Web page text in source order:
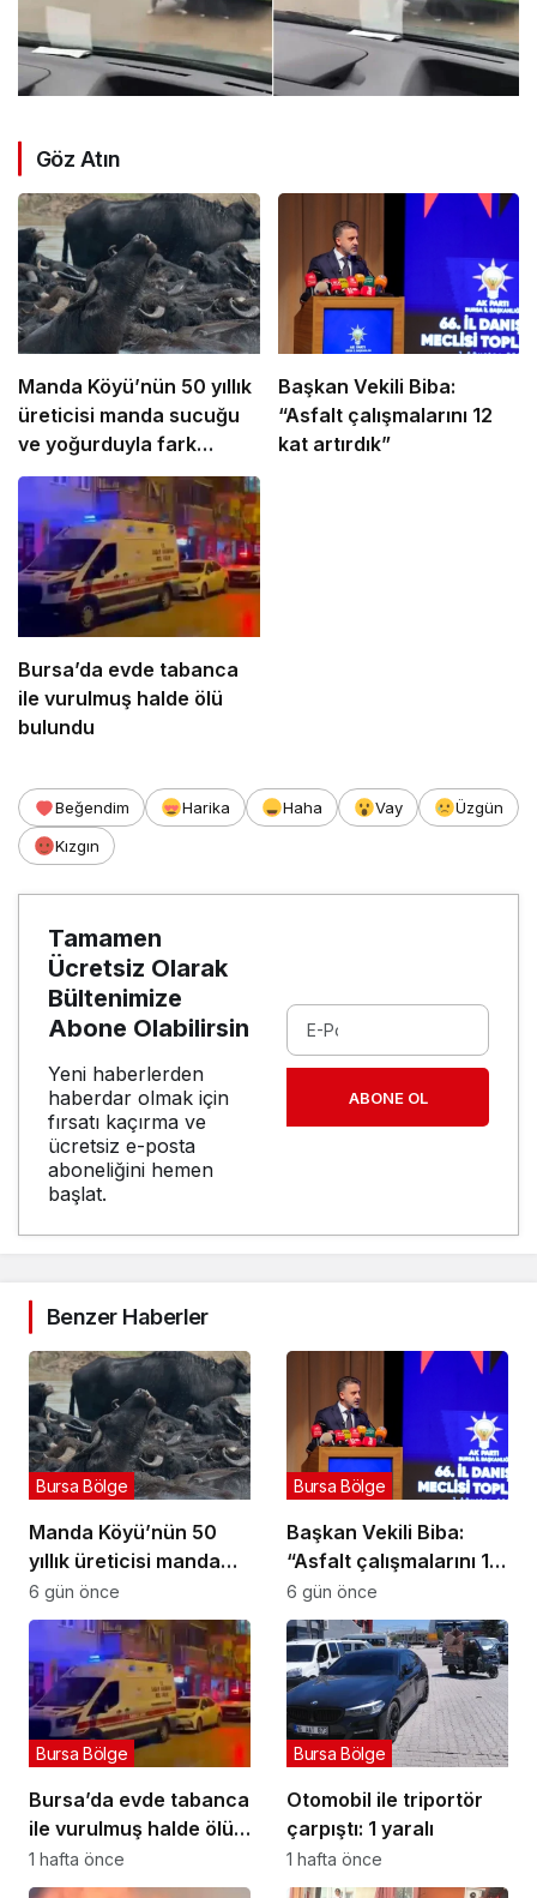
Göz Atın
Manda Köyü’nün 50 yıllık
üreticisi manda sucuğu
ve yoğurduyla fark
oluşturdu
Başkan Vekili Biba:
“Asfalt çalışmalarını 12
kat artırdık”
Bursa’da evde tabanca
ile vurulmuş halde ölü
bulundu
Beğendim Harika Haha Vay
Üzgün
Kızgın
Tamamen
Ücretsiz Olarak
Bültenimize
Abone Olabilirsin
Yeni haberlerden
haberdar olmak için
fırsatı kaçırma ve
ücretsiz e-posta
aboneliğini hemen
başlat.
ABONE OL
Benzer Haberler
Manda Köyü’nün 50
yıllık üreticisi manda
sucuğu ve yoğurduyla
fark oluşturdu
Bursa Bölge
6 gün önce
Başkan Vekili Biba:
“Asfalt çalışmalarını 12
kat artırdık”
Bursa Bölge
6 gün önce
Bursa’da evde tabanca
ile vurulmuş halde ölü
bulundu
Bursa Bölge
1 hafta önce
Otomobil ile triportör
çarpıştı: 1 yaralı
Bursa Bölge
1 hafta önce